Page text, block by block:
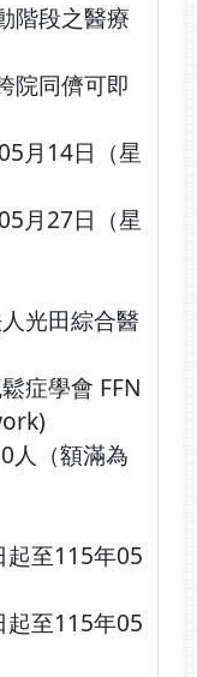
之醫療
儕可即
月14日（星
27日（星
田綜合醫
學會 FFN
人（額滿為
115年05
115年05